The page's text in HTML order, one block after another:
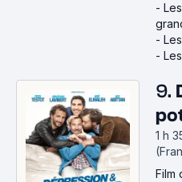
-
-
-
9.
1 h
Film